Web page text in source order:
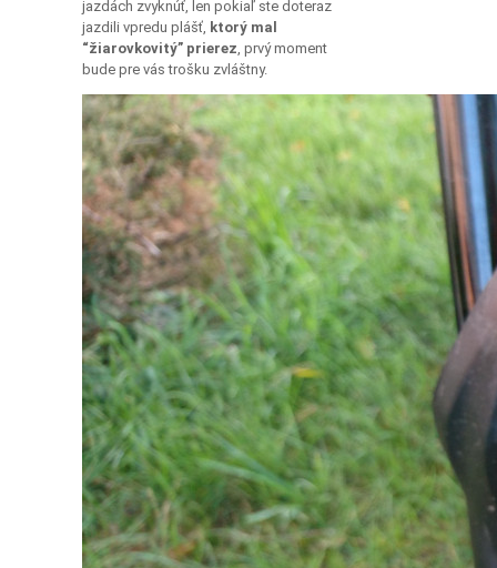
jazdách zvyknúť, len pokiaľ ste doteraz
jazdili vpredu plášť, ktorý mal
“žiarovkovitý” prierez , prvý moment
bude pre vás trošku zvláštny.